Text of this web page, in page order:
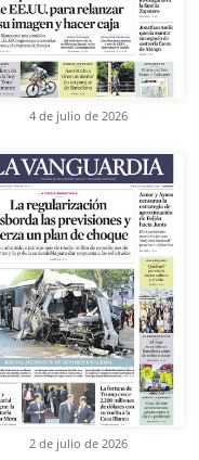
4 de julio de 2026
2 de julio de 2026